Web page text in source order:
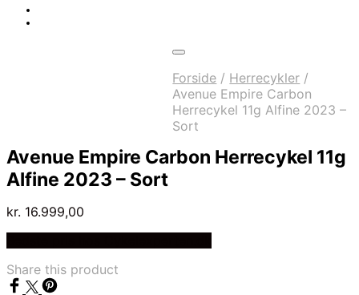
Forside / Herrecykler /
Avenue Empire Carbon
Herrecykel 11g Alfine 2023 –
Sort
Avenue Empire Carbon Herrecykel 11g
Alfine 2023 – Sort
kr. 16.999,00
Share this product